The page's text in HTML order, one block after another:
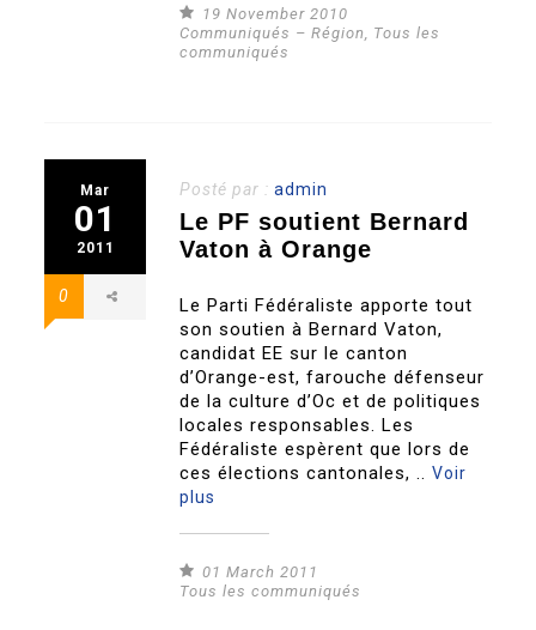
19 November 2010
Communiqués – Région, Tous les
communiqués
Mar
01
2011
0
Posté par :admin
Le PF soutient Bernard
Vaton à Orange
Le Parti Fédéraliste apporte tout
son soutien à Bernard Vaton,
candidat EE sur le canton
d’Orange-est, farouche défenseur
de la culture d’Oc et de politiques
locales responsables. Les
Fédéraliste espèrent que lors de
ces élections cantonales, ..Voir
plus
01 March 2011
Tous les communiqués